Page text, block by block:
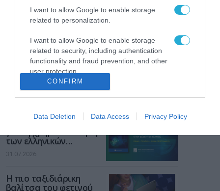
I want to allow Google to enable storage
related to personalization.
I want to allow Google to enable storage
related to security, including authentication
functionality and fraud prevention, and other
user protection.
CONFIRM
Data Deletion Data Access Privacy Policy
ΑΑΔΕ: Διευκρινίσεις
για τα πρόστιμα σε
αφορούν τους ΦΗΜ
31.07.2026
Σ. Καλαφάτης: «Η
Τεχνητή Νοημοσύνη
δεν είναι απλώς μια
νέα τεχνολογία, είναι
επανάσταση»
31.07.2026
Νέος οδηγός του ΕΚΤ
των ελληνικών
επιχειρήσεων στον
χώρο της άμυνας
31.07.2026
Η πιο ταξιδιάρικη
βαλίτσα του φετινού